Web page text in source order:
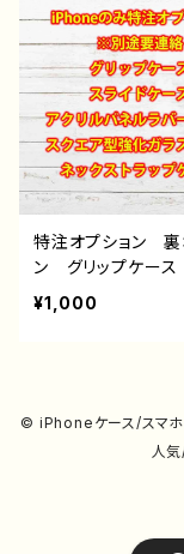
pixel Galaxy
アンドロイド ケ
ンブランド 人気
レーター クリエ
絵師 オリジナル
ン グッズ タイト
うさプロジェクト
（蒼月 亜莉守）
特注オプション 裏
ン グリップケー
ルパネルラバーケ
クエア型強化ガラス
¥1,000
© iPhoneケース/スマホ
人